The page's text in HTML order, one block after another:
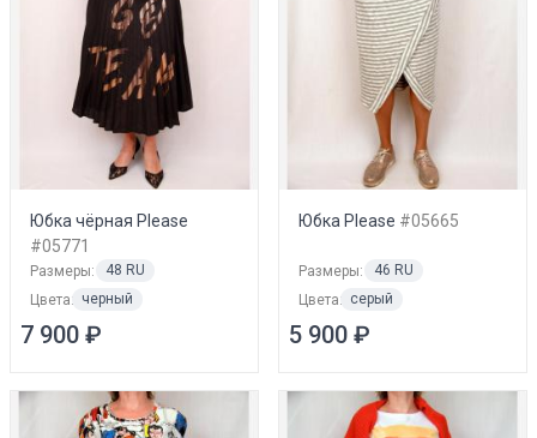
Юбка чёрная Please
#05771
Размеры:
48 RU
Цвета: черный
7 900 ₽
Юбка Please #05665
Размеры:
46 RU
Цвета: серый
5 900 ₽